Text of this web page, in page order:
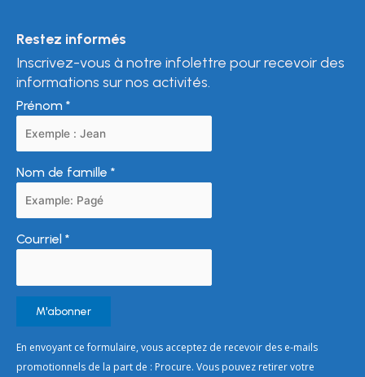
Restez informés
Inscrivez-vous à notre infolettre pour recevoir des
informations sur nos activités.
Prénom *
Nom de famille *
Courriel *
Constant
Contact
En envoyant ce formulaire, vous acceptez de recevoir des e-mails
promotionnels de la part de : Procure. Vous pouvez retirer votre